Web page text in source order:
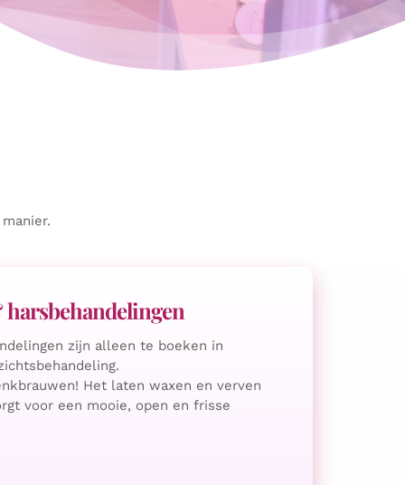
zijn alleen te boeken in
Het laten waxen en verven
voor een mooie, open en frisse